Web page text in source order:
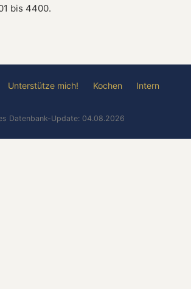
bis 4400.
Unterstütze mich! Kochen Intern
Datenbank-Update: 04.08.2026